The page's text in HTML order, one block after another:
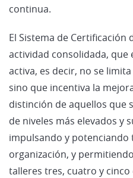
continua.
El Sistema de Certificación
actividad consolidada,
activa, es decir, no se
sino que incentiva la
distinción de aquellos que
de niveles más elevados y
impulsando y potenciando
organización, y
talleres tres, cuatro y